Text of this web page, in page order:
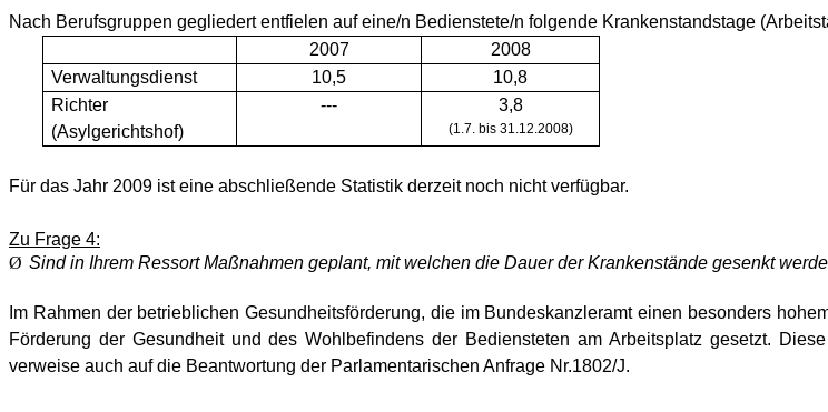
Nach Berufsgruppen gegliedert entfielen auf eine/n Bedienstete/n folgende Kranken­standstage
2007
2008
Verwaltungsdienst
10,5
10,8
Richter
(Asylgerichtshof)
--- 3,8
(1.7. bis 31.12.2008)
Für das Jahr 2009 ist eine abschließende Statistik derzeit noch nicht verfügbar.
Zu Frage 4:
Ø Sind in Ihrem Ressort Maßnahmen geplant, mit welchen die Dauer der Kranken­stände gesenkt
Im Rahmen der betrieblichen Gesundheitsförderung, die im Bundeskanzleramt einen besonders
Förderung der Gesundheit und des Wohlbefindens der Bediensteten am Arbeitsplatz gesetzt.
verweise auch auf die Beantwortung der Parlamentari­schen Anfrage Nr.1802/J.